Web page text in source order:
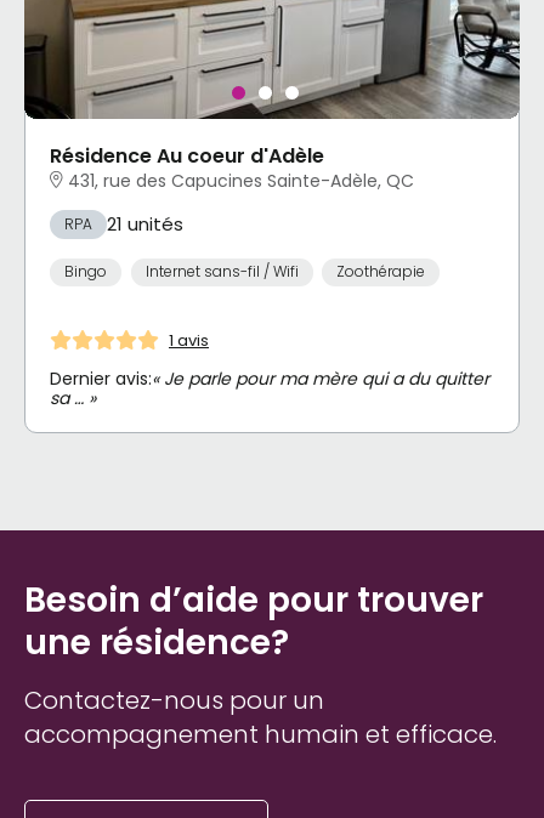
Résidence Au coeur d'Adèle
431, rue des Capucines Sainte-Adèle, QC
RPA 21 unités
Bingo Internet sans-fil / Wifi Zoothérapie
1 avis
Dernier avis:« Je parle pour ma mère qui a du quitter
sa … »
Besoin d’aide pour trouver
une résidence?
Contactez-nous pour un
accompagnement humain et efficace.